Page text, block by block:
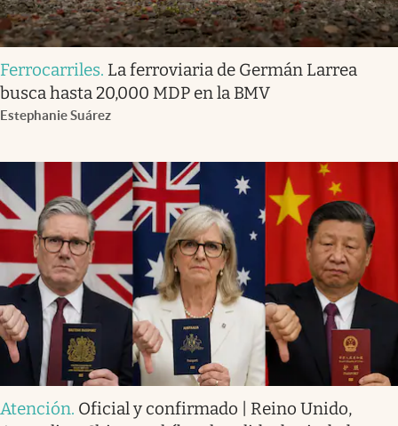
Ferrocarriles. La ferroviaria de Germán Larrea
busca hasta 20,000 MDP en la BMV
Estephanie Suárez
Atención. Oficial y confirmado | Reino Unido,